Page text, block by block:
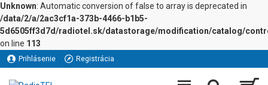
Unknown: Automatic conversion of false to array is deprecated in
/data/2/a/2ac3cf1a-373b-4466-b1b5-
5d6505ff3d7d/radiotel.sk/datastorage/modification/catalog/
on line 113
Prihlásenie Registrácia